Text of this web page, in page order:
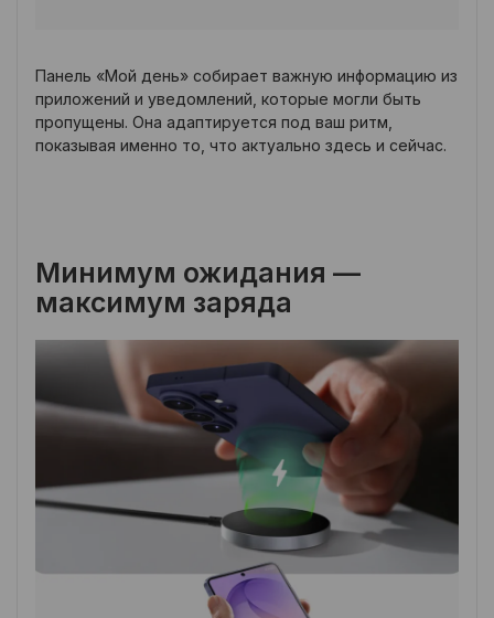
Панель «Мой день» собирает важную информацию из
приложений и уведомлений, которые могли быть
пропущены. Она адаптируется под ваш ритм,
показывая именно то, что актуально здесь и сейчас.
Минимум ожидания —
максимум заряда